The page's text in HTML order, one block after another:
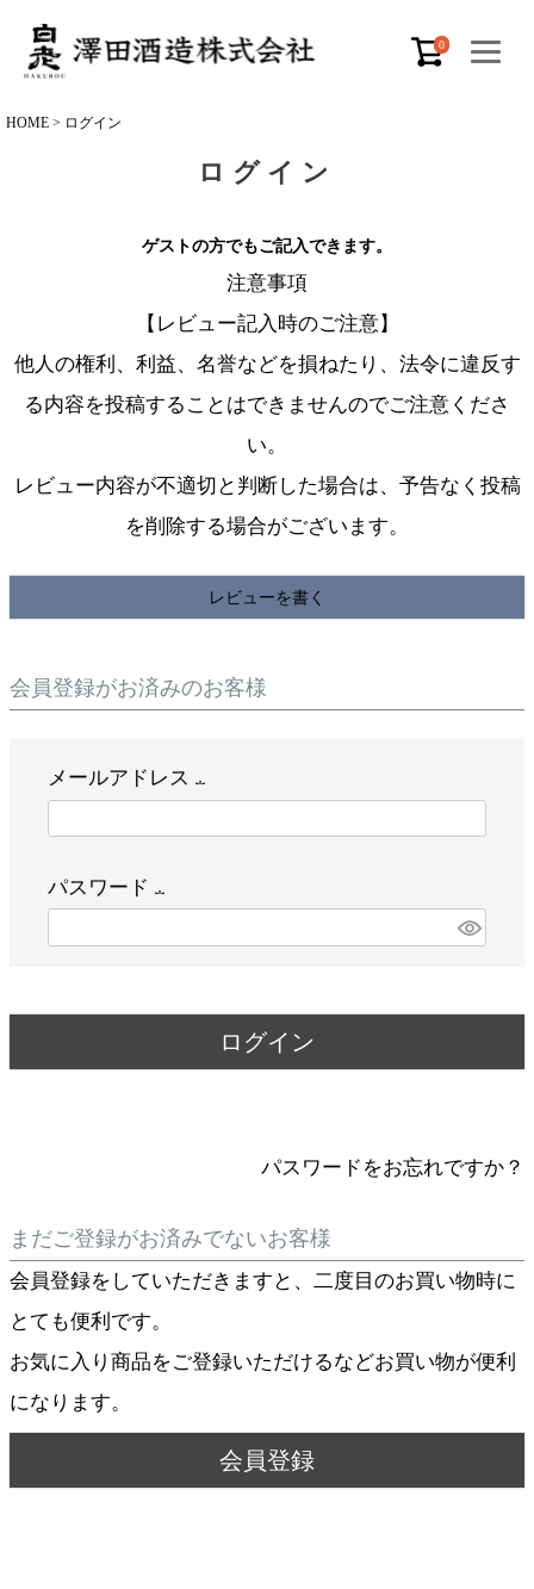
0
HOME ログイン
ログイン
ゲストの方でもご記入できます。
注意事項
【レビュー記入時のご注意】
他人の権利、利益、名誉などを損ねたり、法令に違反す
る内容を投稿することはできませんのでご注意くださ
い。
レビュー内容が不適切と判断した場合は、予告なく投稿
を削除する場合がございます。
レビューを書く
会員登録がお済みのお客様
メールアドレス
(
須
)
パスワード
(
須
ログイン
パスワードをお忘れですか？
まだご登録がお済みでないお客様
会員登録をしていただきますと、二度目のお買い物時に
とても便利です。
お気に入り商品をご登録いただけるなどお買い物が便利
になります。
会員登録